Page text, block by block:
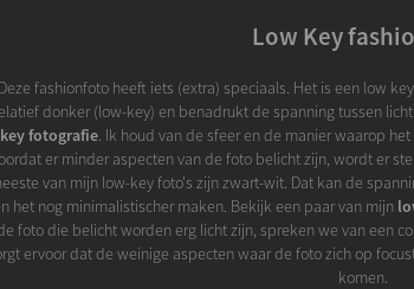
Low Key
Deze fashionfoto heeft iets (extra) speciaals. Het is een low
donker (low-key) en benadrukt de spanning tussen
key fotografie. Ik houd van de sfeer en de manier waarop
er minder aspecten van de foto belicht zijn, wordt er
van mijn low-key foto's zijn zwart-wit. Dat kan de
het nog minimalistischer maken. Bekijk een paar van mijn
foto die belicht worden erg licht zijn, spreken we van een
ervoor dat de weinige aspecten waar de foto zich op
komen.